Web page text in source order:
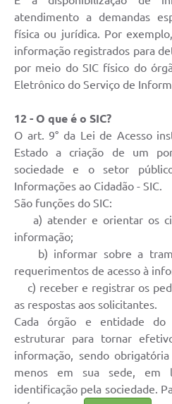
atendimento a demandas
física ou jurídica. Por
informação registrados para
por meio do SIC físico do
Eletrônico do Serviço de
12 - O que é o SIC?
O art. 9° da Lei de Acesso
Estado a criação de um
sociedade e o setor
Informações ao Cidadão - SIC.
São funções do SIC:
a) atender e orientar os
informação;
b) informar sobre a
requerimentos de acesso à
c) receber e registrar os
as respostas aos solicitantes.
Cada órgão e entidade
estruturar para tornar
informação, sendo
menos em sua sede, em
identificação pela sociedade.